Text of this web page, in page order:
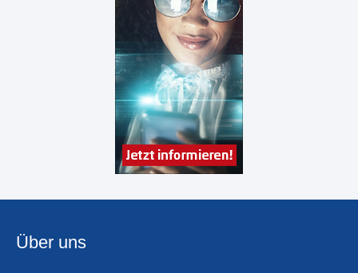
Über uns